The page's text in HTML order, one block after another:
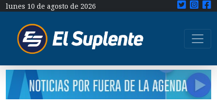
lunes 10 de agosto de 2026